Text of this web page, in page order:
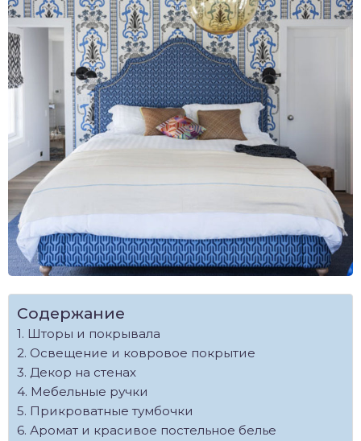
Содержание
Шторы и покрывала
Освещение и ковровое покрытие
Декор на стенах
Мебельные ручки
Прикроватные тумбочки
Аромат и красивое постельное белье